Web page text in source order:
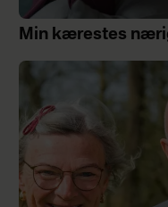
Min kærestes